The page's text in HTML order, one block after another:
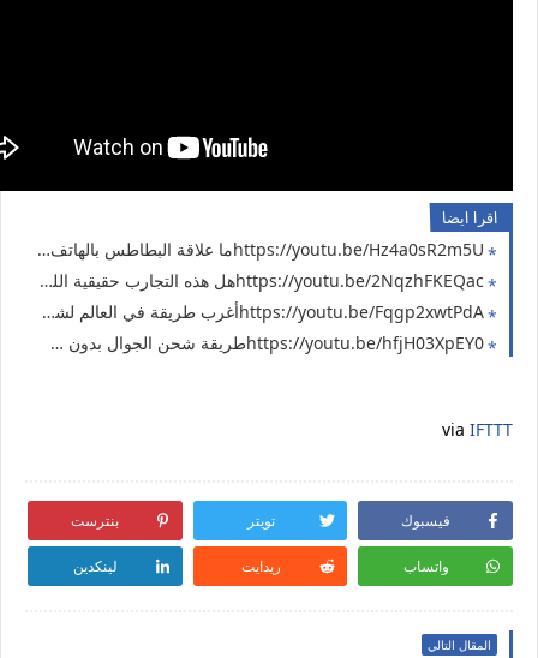
اقرا ايضا
https://youtu.be/Hz4a0sR2m5Uما علاقة البطاطس بالهاتف الجوال 🤔 جربت خدع التيك توك 2024
https://youtu.be/2NqzhFKEQacهل هذه التجارب حقيقية الليمون يقدر يشحن هاتفك !! جربت الطريقة 👍🏻
https://youtu.be/Fqgp2xwtPdAأغرب طريقة في العالم لشحن الموبايل ( اسهل طريقة لشحن الهاتف ) تجربة سريعة هل هتنجح؟
https://youtu.be/hfjH03XpEY0طريقة شحن الجوال بدون شاحن | لن تصدق النتيجة مفاجأة
via IFTTT
فيسبوك تويتر بنترست
واتساب ريدايت لينكدين
المقال التالي